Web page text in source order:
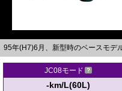
95年(H7)6月、新型時のベースモデ
JC08モード
-km/L(60L)